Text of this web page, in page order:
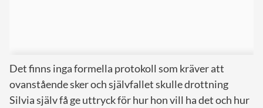
Det finns inga formella protokoll som kräver att
ovanstående sker och självfallet skulle drottning
Silvia själv få ge uttryck för hur hon vill ha det och hur